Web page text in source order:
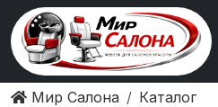
Мир Салона
Каталог